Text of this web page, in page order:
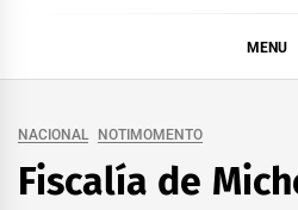
MENU
NACIONAL NOTIMOMENTO
Fiscalía de